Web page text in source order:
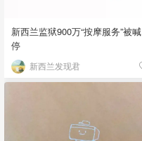
新西兰监狱900万“按摩服务”被喊
停
新西兰发现君